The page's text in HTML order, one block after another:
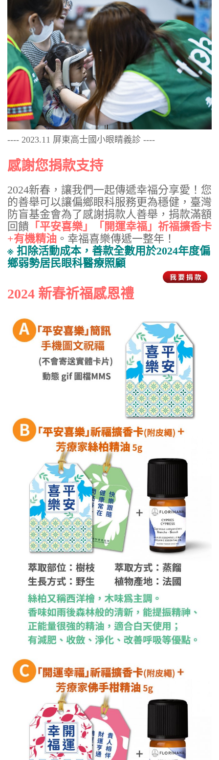
---- 2023.11 屏東高士國小眼睛義診 ----
感謝您捐款支持
2024新春，讓我們一起傳遞幸福分享愛！您
的善舉可以讓偏鄉眼科服務更為穩健，臺灣
防盲基金會為了感謝捐款人善舉，捐款滿額
回饋 「平安喜樂」「開運幸福」祈福擴香卡
+有機精油 。幸福喜樂傳遞一整年！
※ 扣除活動成本，善款全數用於2024年度偏
鄉弱勢居民眼科醫療照顧
2024 新春祈福感恩禮